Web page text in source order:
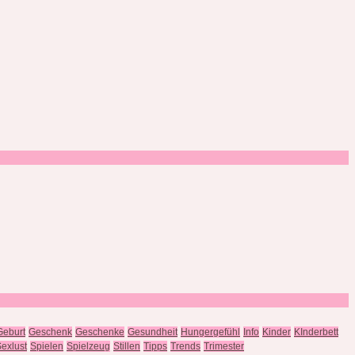
Geschenk Geschenke Gesundheit Hungergefühl Info Kinder KInderbett
Spielen Spielzeug Stillen Tipps Trends Trimester